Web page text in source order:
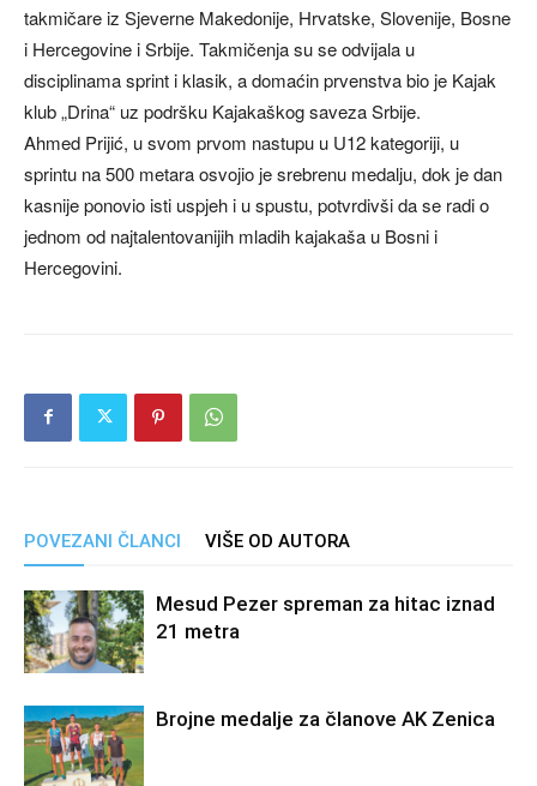
takmičare iz Sjeverne Makedonije, Hrvatske, Slovenije, Bosne
i Hercegovine i Srbije. Takmičenja su se odvijala u
disciplinama sprint i klasik, a domaćin prvenstva bio je Kajak
klub „Drina“ uz podršku Kajakaškog saveza Srbije.
Ahmed Prijić, u svom prvom nastupu u U12 kategoriji, u
sprintu na 500 metara osvojio je srebrenu medalju, dok je dan
kasnije ponovio isti uspjeh i u spustu, potvrdivši da se radi o
jednom od najtalentovanijih mladih kajakaša u Bosni i
Hercegovini.
POVEZANI ČLANCI VIŠE OD AUTORA
Mesud Pezer spreman za hitac iznad
21 metra
Brojne medalje za članove AK Zenica